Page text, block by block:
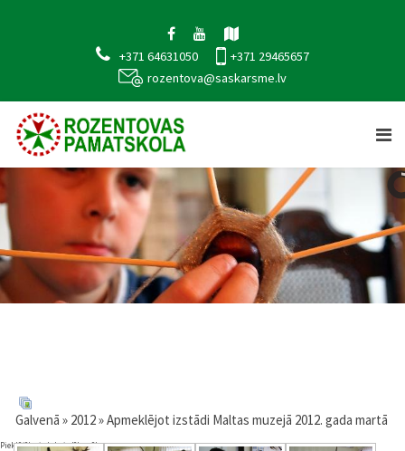
+371 64631050
+371 29465657
rozentova@saskarsme.lv
Pieklājība ir labsirdība sīkumos.
Galvenā » 2012» Apmeklējot izstādi Maltas muzejā 2012. gada martā